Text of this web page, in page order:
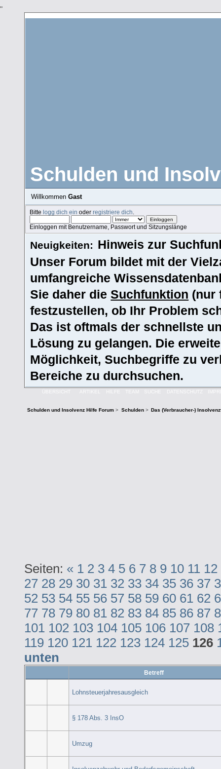
"
Schulden und
Willkommen Gast
Bittelogg dich ein oderregistriere dich
Einloggen mit Benutzername, Passwort und Sitzungslänge
Neuigkeiten: Hinweis zur
Unser Forum bildet mit der
umfangreiche
Sie daher dieSuchfunktion (nur
festzustellen, ob Ihr Problem
Das ist oftmals der schnellste
Lösung zu gelangen. Die
Möglichkeit, Suchbegriffe zu
Bereiche zu durchsuchen.
ÜBERSICHT ARTIKEL HILFE TEAM SUCHE DATENSCHUTZ
Schulden und Insolvenz Hilfe Forum > Schulden> Das (Verbraucher-)
Seiten: « 1 2 3 4 5 6 7 8 9 10 11 12
27 28 29 30 31 32 33 34 35 36 37
52 53 54 55 56 57 58 59 60 61 62
77 78 79 80 81 82 83 84 85 86 87
101 102 103 104 105 106 107 108
119 120 121 122 123 124 125 126
unten
Betreff
Lohnsteuerjahresausgleich
§ 178 Abs. 3 InsO
Umzug